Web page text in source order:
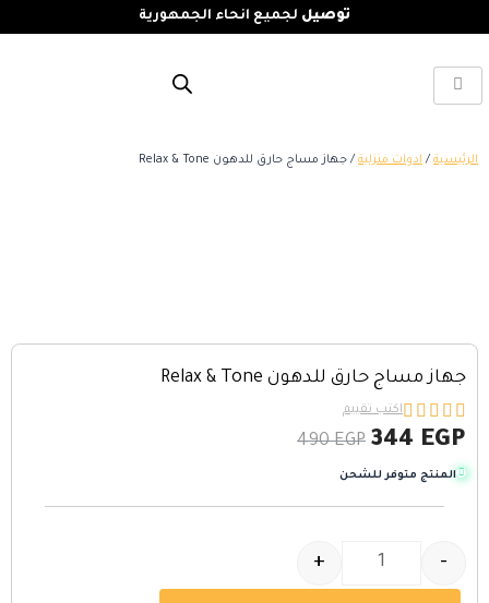
توصيل لجميع انحاء الجمهورية
الرئيسية / ادوات منزلية / جهاز مساج حارق للدهون Relax & Tone
جهاز مساج حارق للدهون Relax & Tone




اكتب تقييم
490EGP 344 EGP
المنتج متوفر للشحن
-
+